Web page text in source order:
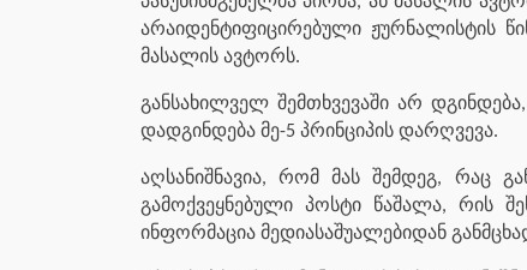
არაიდენტიფიცირებული ჟურნალისტის
მასალის ავტორს.
განსახილველ შემთხვევაში არ
დადგინდება მე-5 პრინციპის დარღვევა.
აღსანიშნავია, რომ მას შემდეგ, რაც
გამოქვეყნებული პოსტი წაშალა, რის
ინფორმაცია მედიასაშუალებიდან